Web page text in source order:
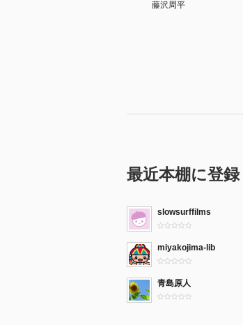
藤沢周平
最近本棚に登録
slowsurffilms
miyakojima-lib
青島原人